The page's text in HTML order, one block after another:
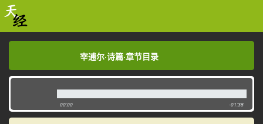
宰逋尔·诗篇·章节目录
宰逋尔·诗篇·章节目录
00:00 -01:38